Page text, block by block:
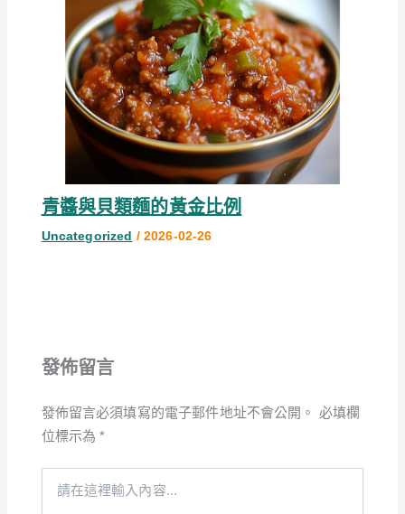
青醬與貝類麵的黃金比例
Uncategorized / 2026-02-26
發佈留言
發佈留言必須填寫的電子郵件地址不會公開。 必填欄
位標示為*